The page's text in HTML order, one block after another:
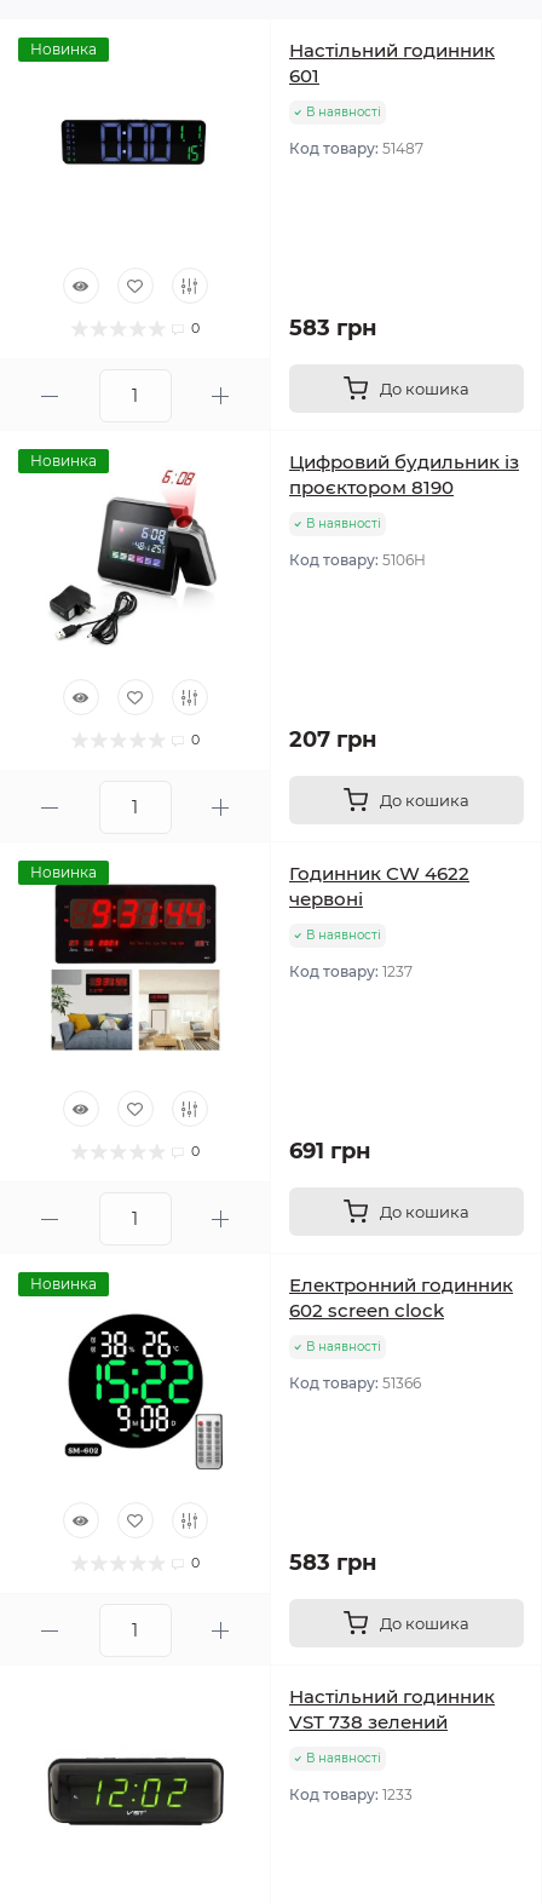
Новинка
0
Настільний годинник
601
В наявності
Код товару: 51487
583 грн
До кошика
Новинка
0
Цифровий будильник із
проєктором 8190
В наявності
Код товару: 5106Н
207 грн
До кошика
Новинка
0
Годинник CW 4622
червоні
В наявності
Код товару: 1237
691 грн
До кошика
Новинка
0
Електронний годинник
602 screen clock
В наявності
Код товару: 51366
583 грн
До кошика
Настільний годинник
VST 738 зелений
В наявності
Код товару: 1233